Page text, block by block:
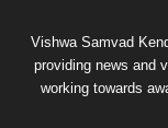
Vishwa Samvad
providing news and
working towards